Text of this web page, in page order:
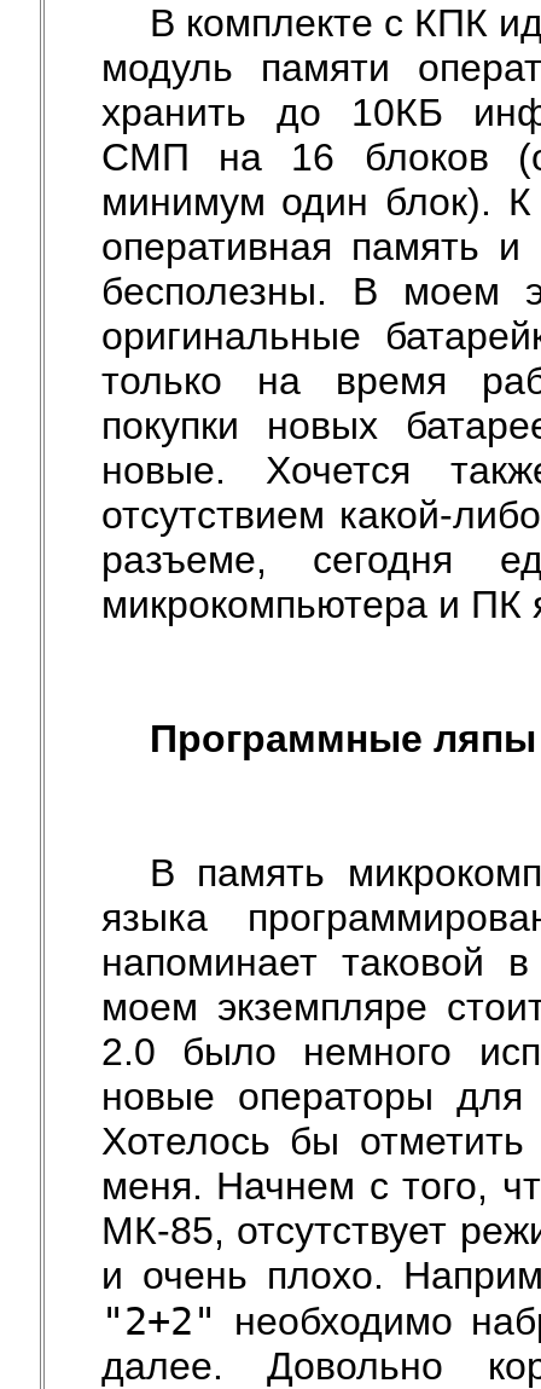
В комплекте с КПК
модуль памяти
хранить до 10КБ
СМП на 16 блоков
минимум один блок).
оперативная память
бесполезны. В моем
оригинальные
только на время
покупки новых
новые. Хочется
отсутствием какой-
разъеме, сегодня
микрокомпьютера и
Программные ляпы
В память
языка
напоминает таковой
моем экземпляре
2.0 было немного
новые операторы
Хотелось бы отметить
меня. Начнем с того,
МК-85, отсутствует
и очень плохо.
"2+2"
необходимо
далее. Довольно